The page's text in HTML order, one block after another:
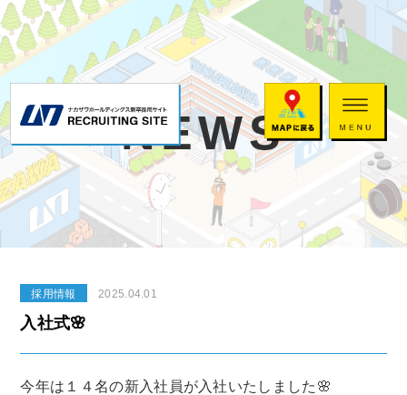
NEWS
採用情報 2025.04.01
入社式🌸
今年は１４名の新入社員が入社いたしました🌸